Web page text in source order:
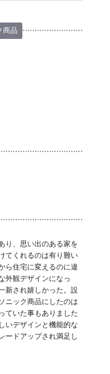
商品
り、思い出のある家を
てくれるのは有り難い
ら住宅に変えるのに違
外観デザインになっ
新され嬉しかった。設
ニック商品にしたのは
ていた事もありました
いデザインと機能的な
ードアップされ満足し